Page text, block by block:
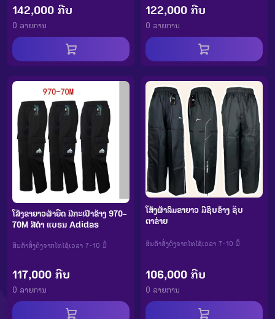
142,000 ກີບ
0 ລາຍການ
122,000 ກີບ
0 ລາຍການ
ໂສ້ງຂາຍາວຜ້າຍືດ ມີກະເປົາຂ້າງ 970-
70M ສີດຳ ແບຣນ Adidas
ສິນຄ້າສັ່ງຕົງຈາກໄທໄຊ້ເວລາ 7-10 ມື້
117,000 ກີບ
0 ລາຍການ
ໂສ້ງຜ້າລົມຂາຍາວ ມີຊິບຂ້າງ ຊັບ
ຕາຂ່າຍ
ສິນຄ້າສັ່ງຕົງຈາກໄທໄຊ້ເວລາ 7-10 ມື້
106,000 ກີບ
0 ລາຍການ